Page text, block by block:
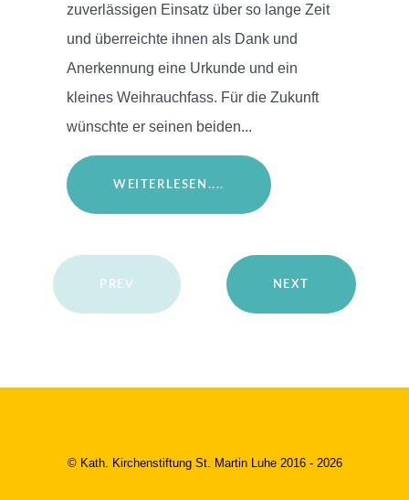
zuverlässigen Einsatz über so lange Zeit
und überreichte ihnen als Dank und
Anerkennung eine Urkunde und ein
kleines Weihrauchfass. Für die Zukunft
wünschte er seinen beiden...
WEITERLESEN....
PREV NEXT
© Kath. Kirchenstiftung St. Martin Luhe 2016 - 2026